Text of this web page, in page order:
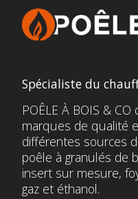
Spécialiste du
POÊLE À BOIS &
marques de qualité
différentes sources
poêle à granulés de
insert sur mesure,
gaz et éthanol.